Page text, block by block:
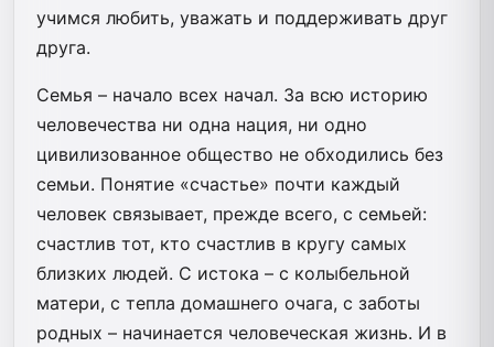
учимся любить, уважать и поддерживать друг
друга.
Семья – начало всех начал. За всю историю
человечества ни одна нация, ни одно
цивилизованное общество не обходились без
семьи. Понятие «счастье» почти каждый
человек связывает, прежде всего, с семьей:
счастлив тот, кто счастлив в кругу самых
близких людей. С истока – с колыбельной
матери, с тепла домашнего очага, с заботы
родных – начинается человеческая жизнь. И в